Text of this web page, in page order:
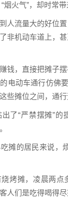
烟火气”，却时常带
人流量大的好位置
非机动车道上，
钱，直接把摊子
电动车通行仿佛
些摊位之间，通行
了“严禁摆摊”的
摊的居民来说，
烤摊，凌晨两点
人们是吃得喝得
。